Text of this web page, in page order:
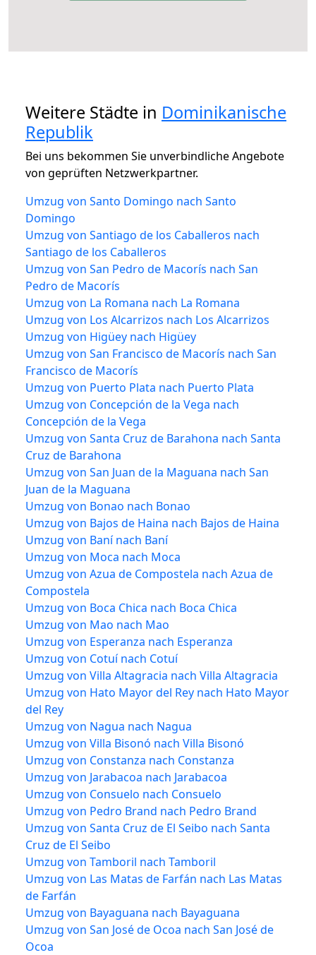
Weitere Städte in Dominikanische
Republik
Bei uns bekommen Sie unverbindliche Angebote
von geprüften Netzwerkpartner.
Umzug von Santo Domingo nach Santo
Domingo
Umzug von Santiago de los Caballeros nach
Santiago de los Caballeros
Umzug von San Pedro de Macorís nach San
Pedro de Macorís
Umzug von La Romana nach La Romana
Umzug von Los Alcarrizos nach Los Alcarrizos
Umzug von Higüey nach Higüey
Umzug von San Francisco de Macorís nach San
Francisco de Macorís
Umzug von Puerto Plata nach Puerto Plata
Umzug von Concepción de la Vega nach
Concepción de la Vega
Umzug von Santa Cruz de Barahona nach Santa
Cruz de Barahona
Umzug von San Juan de la Maguana nach San
Juan de la Maguana
Umzug von Bonao nach Bonao
Umzug von Bajos de Haina nach Bajos de Haina
Umzug von Baní nach Baní
Umzug von Moca nach Moca
Umzug von Azua de Compostela nach Azua de
Compostela
Umzug von Boca Chica nach Boca Chica
Umzug von Mao nach Mao
Umzug von Esperanza nach Esperanza
Umzug von Cotuí nach Cotuí
Umzug von Villa Altagracia nach Villa Altagracia
Umzug von Hato Mayor del Rey nach Hato Mayor
del Rey
Umzug von Nagua nach Nagua
Umzug von Villa Bisonó nach Villa Bisonó
Umzug von Constanza nach Constanza
Umzug von Jarabacoa nach Jarabacoa
Umzug von Consuelo nach Consuelo
Umzug von Pedro Brand nach Pedro Brand
Umzug von Santa Cruz de El Seibo nach Santa
Cruz de El Seibo
Umzug von Tamboril nach Tamboril
Umzug von Las Matas de Farfán nach Las Matas
de Farfán
Umzug von Bayaguana nach Bayaguana
Umzug von San José de Ocoa nach San José de
Ocoa